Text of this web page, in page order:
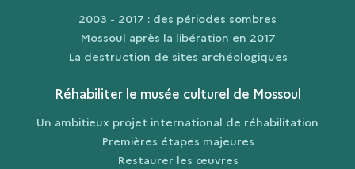
2003 - 2017 : des périodes sombres
Mossoul après la libération en 2017
La destruction de sites archéologiques
Réhabiliter le musée culturel de Mossoul
Un ambitieux projet international de réhabilitation
Premières étapes majeures
Restaurer les œuvres